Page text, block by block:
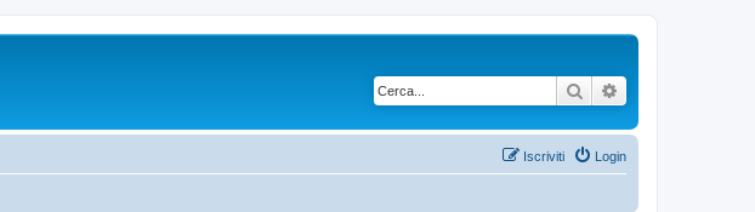
Cerca
Login
Iscriviti